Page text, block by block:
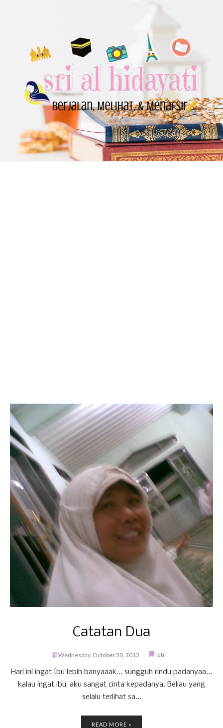
Catatan Dua
Wednesday, October 30, 2013 istri
Hari ini ingat Ibu lebih banyaaak... sungguh rindu padanyaa...
kalau ingat ibu, aku sangat cinta kepadanya. Beliau yang
selalu terlihat sa...
READ MORE »